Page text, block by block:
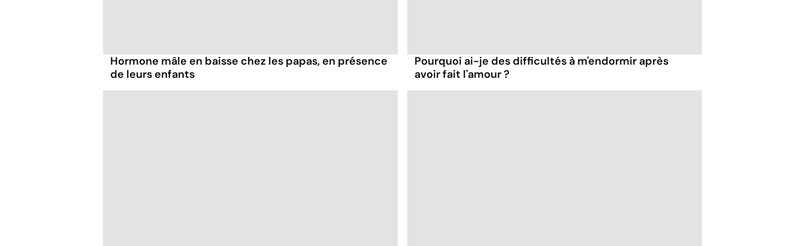
Hormone mâle en baisse chez les papas, en présence
de leurs enfants
Pourquoi ai-je des difficultés à m'endormir après
avoir fait l'amour ?